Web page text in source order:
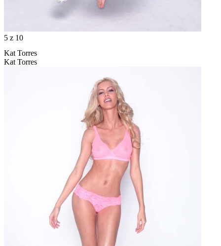
5 z 10
Kat Torres
Kat Torres